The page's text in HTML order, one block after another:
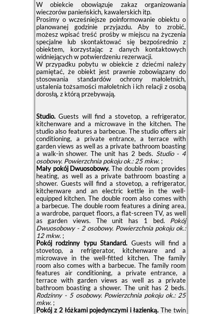
W obiekcie obowiązuje zakaz organizowania
wieczorów panieńskich, kawalerskich itp.
Prosimy o wcześniejsze poinformowanie obiektu o
planowanej godzinie przyjazdu. Aby to zrobić,
możesz wpisać treść prośby w miejscu na życzenia
specjalne lub skontaktować się bezpośrednio z
obiektem, korzystając z danych kontaktowych
widniejących w potwierdzeniu rezerwacji.
W przypadku pobytu w obiekcie z dziećmi należy
pamiętać, że obiekt jest prawnie zobowiązany do
stosowania standardów ochrony małoletnich,
ustalenia tożsamości małoletnich i ich relacji z osobą
dorosłą, z którą przebywają.
Studio.Guests will find a stovetop, a refrigerator,
kitchenware and a microwave in the kitchen. The
studio also features a barbecue. The studio offers air
conditioning, a private entrance, a terrace with
garden views as well as a private bathroom boasting
a walk-in shower. The unit has 2 beds. Studio - 4
osobowy. Powierzchnia pokoju ok.: 25 mkw.;
Mały pokój Dwuosobowy. The double room provides
heating, as well as a private bathroom boasting a
shower. Guests will find a stovetop, a refrigerator,
kitchenware and an electric kettle in the well-
equipped kitchen. The double room also comes with
a barbecue. The double room features a dining area,
a wardrobe, parquet floors, a flat-screen TV, as well
as garden views. The unit has 1 bed. Pokój
Dwuosobowy - 2 osobowy. Powierzchnia pokoju ok.:
12 mkw.;
Pokój rodzinny typu Standard. Guests will find a
stovetop, a refrigerator, kitchenware and a
microwave in the well-fitted kitchen. The family
room also comes with a barbecue. The family room
features air conditioning, a private entrance, a
terrace with garden views as well as a private
bathroom boasting a shower. The unit has 2 beds.
Rodzinny - 5 osobowy. Powierzchnia pokoju ok.: 25
mkw.;
Pokój z 2 łóżkami pojedynczymi i łazienką. The twin